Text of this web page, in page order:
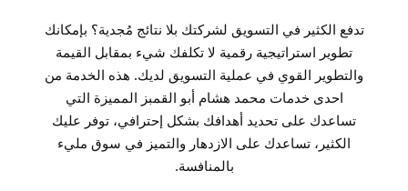
تدفع الكثير في التسويق لشركتك بلا نتائج مُجدية؟ بإمكانك
تطوير استراتيجية رقمية لا تكلفك شيء بمقابل القيمة
والتطوير القوي في عملية التسويق لديك. هذه الخدمة من
احدى خدمات محمد هشام أبو القمبز المميزة التي
تساعدك على تحديد أهدافك بشكل إحترافي، توفر عليك
الكثير، تساعدك على الازدهار والتميز في سوق مليء
بالمنافسة.